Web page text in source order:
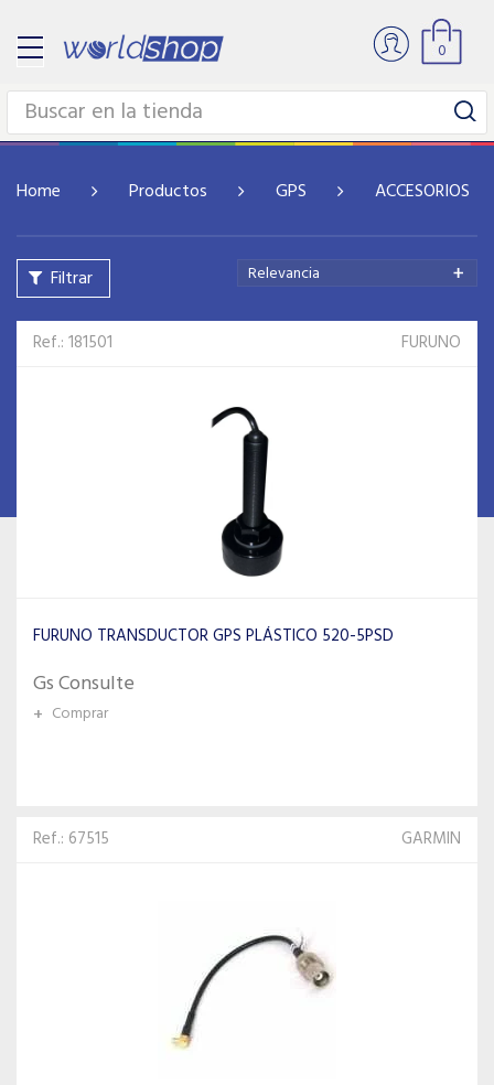
0
Home Productos GPS ACCESORIOS
Filtrar Relevancia
Ref.: 181501 FURUNO
FURUNO TRANSDUCTOR GPS PLÁSTICO 520-5PSD
Gs Consulte
+ Comprar
Ref.: 67515 GARMIN